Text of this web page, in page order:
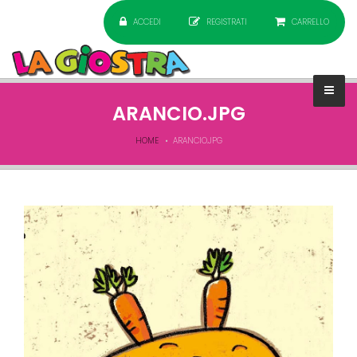
ACCEDI REGISTRATI CARRELLO
ARANCIO.JPG
HOME ARANCIO.JPG